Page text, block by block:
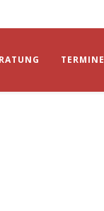
TERMINE